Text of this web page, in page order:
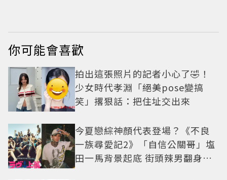
全場
你可能會喜歡
拍出這張照片的記者小心了🤣！
少女時代孝淵「絕美pose變搞
笑」撂狠話：把住址交出來
今夏戀綜神顏代表登場？《不良
一族尋愛記2》「自信公關哥」塩
田一馬背景起底 街頭辣男翻身當